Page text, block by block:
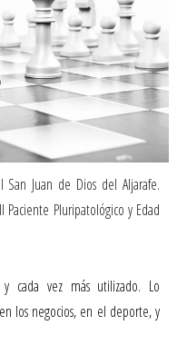
Juan de Dios del Aljarafe.
Pluripatológico y Edad
cada vez más utilizado. Lo
los negocios, en el deporte, y